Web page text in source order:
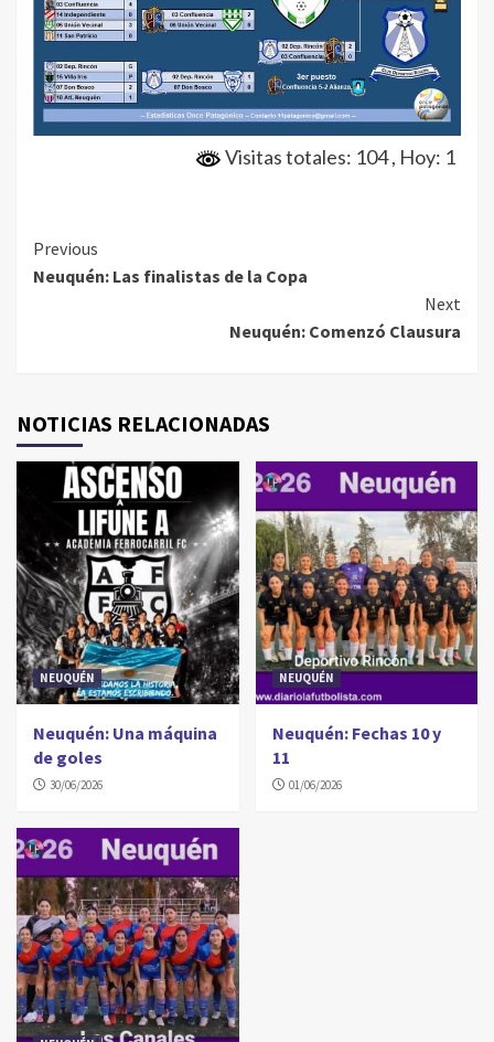
Visitas totales: 104, Hoy: 1
Continue
Reading
Previous
Neuquén: Las finalistas de la Copa
Next
Neuquén: Comenzó Clausura
NOTICIAS RELACIONADAS
NEUQUÉN
Neuquén: Una máquina
de goles
30/06/2026
NEUQUÉN
Neuquén: Fechas 10 y
11
01/06/2026